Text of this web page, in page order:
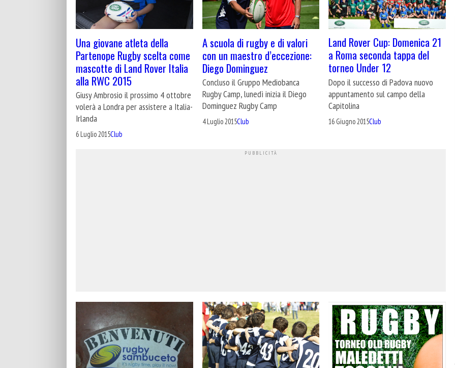
Una giovane atleta della
Partenope Rugby scelta come
mascotte di Land Rover Italia
alla RWC 2015
Giusy Ambrosio il prossimo 4 ottobre
volerà a Londra per assistere a Italia-
Irlanda
6 Luglio 2015Club
A scuola di rugby e di valori
con un maestro d’eccezione:
Diego Dominguez
Concluso il Gruppo Mediobanca
Rugby Camp, lunedì inizia il Diego
Dominguez Rugby Camp
4 Luglio 2015Club
Land Rover Cup: Domenica 21
a Roma seconda tappa del
torneo Under 12
Dopo il successo di Padova nuovo
appuntamento sul campo della
Capitolina
16 Giugno 2015Club